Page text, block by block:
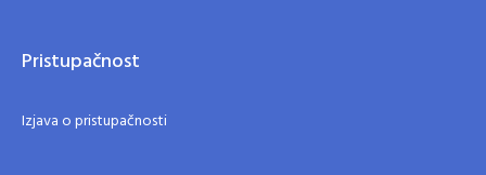
Pristupačnost
Izjava o pristupačnosti